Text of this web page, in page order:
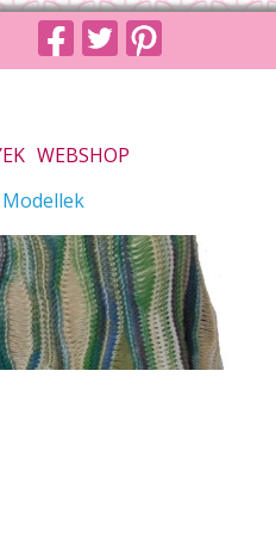
WEBSHOP
Modellek